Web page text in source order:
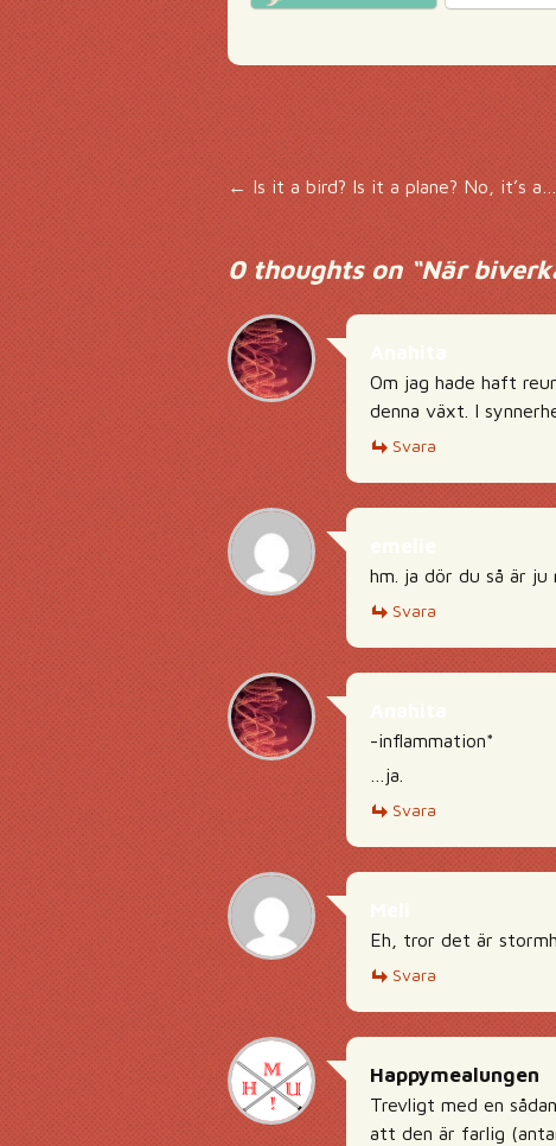
Inläggsnavigering
←Is it a bird? Is it a plane? No, it’s a…
0 thoughts on “När
Om jag hade haft
denna växt. I
Svara
hm. ja dör du så är ju
Svara
-inflammation*
…ja.
Svara
Eh, tror det är
Svara
Happymealungen
Trevligt med en
att den är farlig